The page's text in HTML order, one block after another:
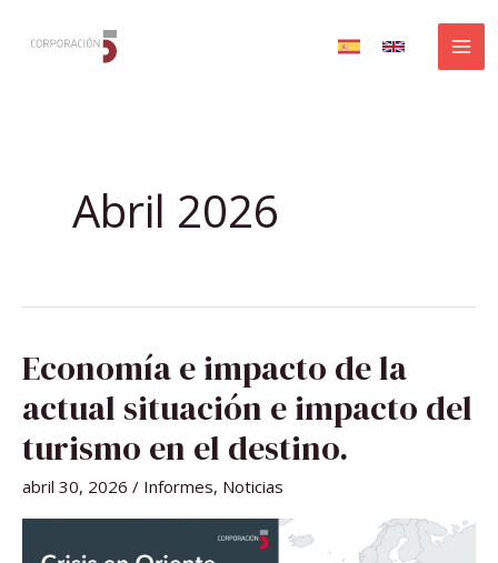
Abril 2026
Economía e impacto de la
actual situación e impacto del
turismo en el destino.
abril 30, 2026 / Informes, Noticias
E
IMPACTO
LA
ACTUAL
SITUACIÓN
E
IMPACTO
TURISMO